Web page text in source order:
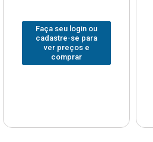
Faça seu login ou
cadastre-se para
ver preços e
comprar